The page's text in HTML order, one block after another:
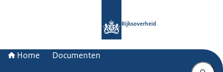
Rijksoverheid
Home Documenten